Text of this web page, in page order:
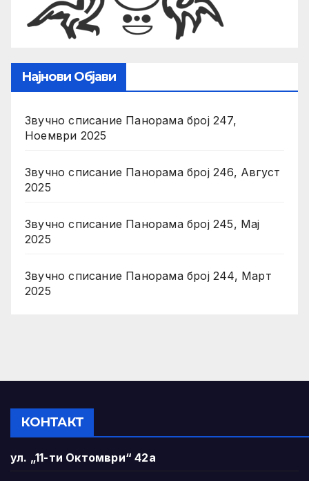
Најнови Објави
Звучно списание Панорама број 247,
Ноември 2025
Звучно списание Панорама број 246, Август
2025
Звучно списание Панорама број 245, Мај
2025
Звучно списание Панорама број 244, Март
2025
КОНТАКТ
ул. „11-ти Октомври“ 42а